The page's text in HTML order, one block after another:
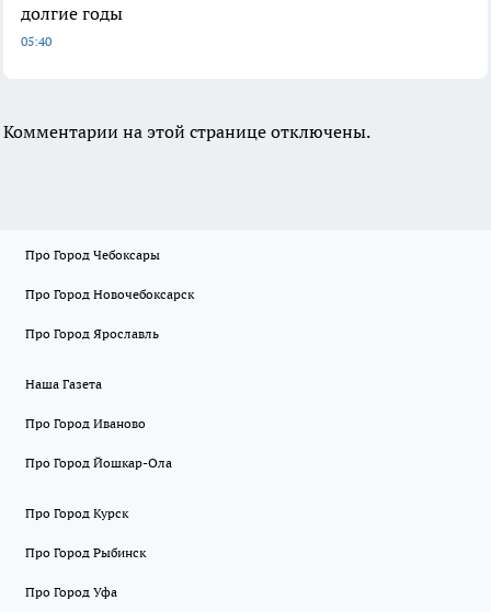
долгие годы
05:40
Комментарии на этой странице отключены.
Про Город Чебоксары
Про Город Новочебоксарск
Про Город Ярославль
Наша Газета
Про Город Иваново
Про Город Йошкар-Ола
Про Город Курск
Про Город Рыбинск
Про Город Уфа